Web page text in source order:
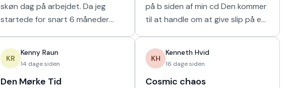
skøn dag på arbejdet. Da jeg
startede for snart 6 måneder
naturligt hur
KR
Kenny Raun
14 dage siden
Den Mørke Tid
på b siden af min cd Den kommer
til at handle om at give slip på en
KH
Kenneth Hvid
16 dage siden
Cosmic chaos